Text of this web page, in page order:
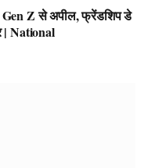
Gen Z से अपील, फ्रेंडशिप डे
| National